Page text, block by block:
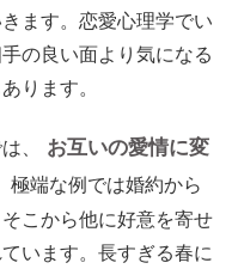
ます。恋愛心理学でい
の良い面より気になる
ります。
、
お互いの愛情に変
極端な例では婚約から
こから他に好意を寄せ
います。長すぎる春に